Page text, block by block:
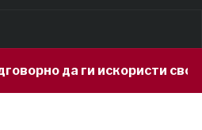
да ги искористи